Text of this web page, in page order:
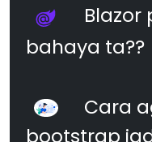
bahaya ta??
Cara
bootstrap